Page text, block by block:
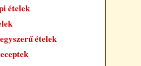
ételek
ételek